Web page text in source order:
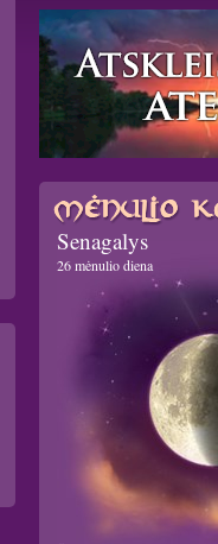
Senagalys
26 mėnulio diena